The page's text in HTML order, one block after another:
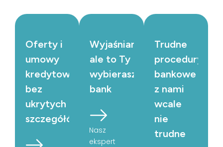
Oferty i
umowy
kredytowe
bez
ukrytych
szczegółów
Wyjaśniamy,
ale to Ty
wybierasz
bank
Nasz
ekspert
Trudne
procedury
bankowe
z nami
wcale
nie
trudne